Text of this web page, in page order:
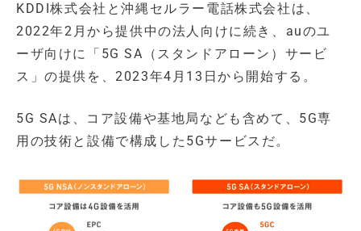
KDDI株式会社と沖縄セルラー電話株式会社は、
2022年2月から提供中の法人向けに続き、auのユ
ーザ向けに「5G SA（スタンドアローン）サービ
ス」の提供を、2023年4月13日から開始する。
5G SAは、コア設備や基地局なども含めて、5G専
用の技術と設備で構成した5Gサービスだ。